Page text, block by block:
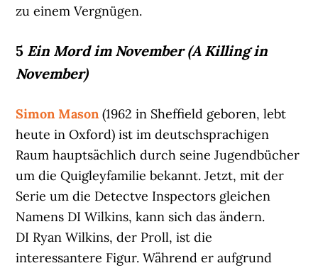
zu einem Vergnügen.
5 Ein Mord im November (A Killing in
November)
Simon Mason (1962 in Sheffield geboren, lebt
heute in Oxford) ist im deutschsprachigen
Raum hauptsächlich durch seine Jugendbücher
um die Quigleyfamilie bekannt. Jetzt, mit der
Serie um die Detectve Inspectors gleichen
Namens DI Wilkins, kann sich das ändern.
DI Ryan Wilkins, der Proll, ist die
interessantere Figur. Während er aufgrund